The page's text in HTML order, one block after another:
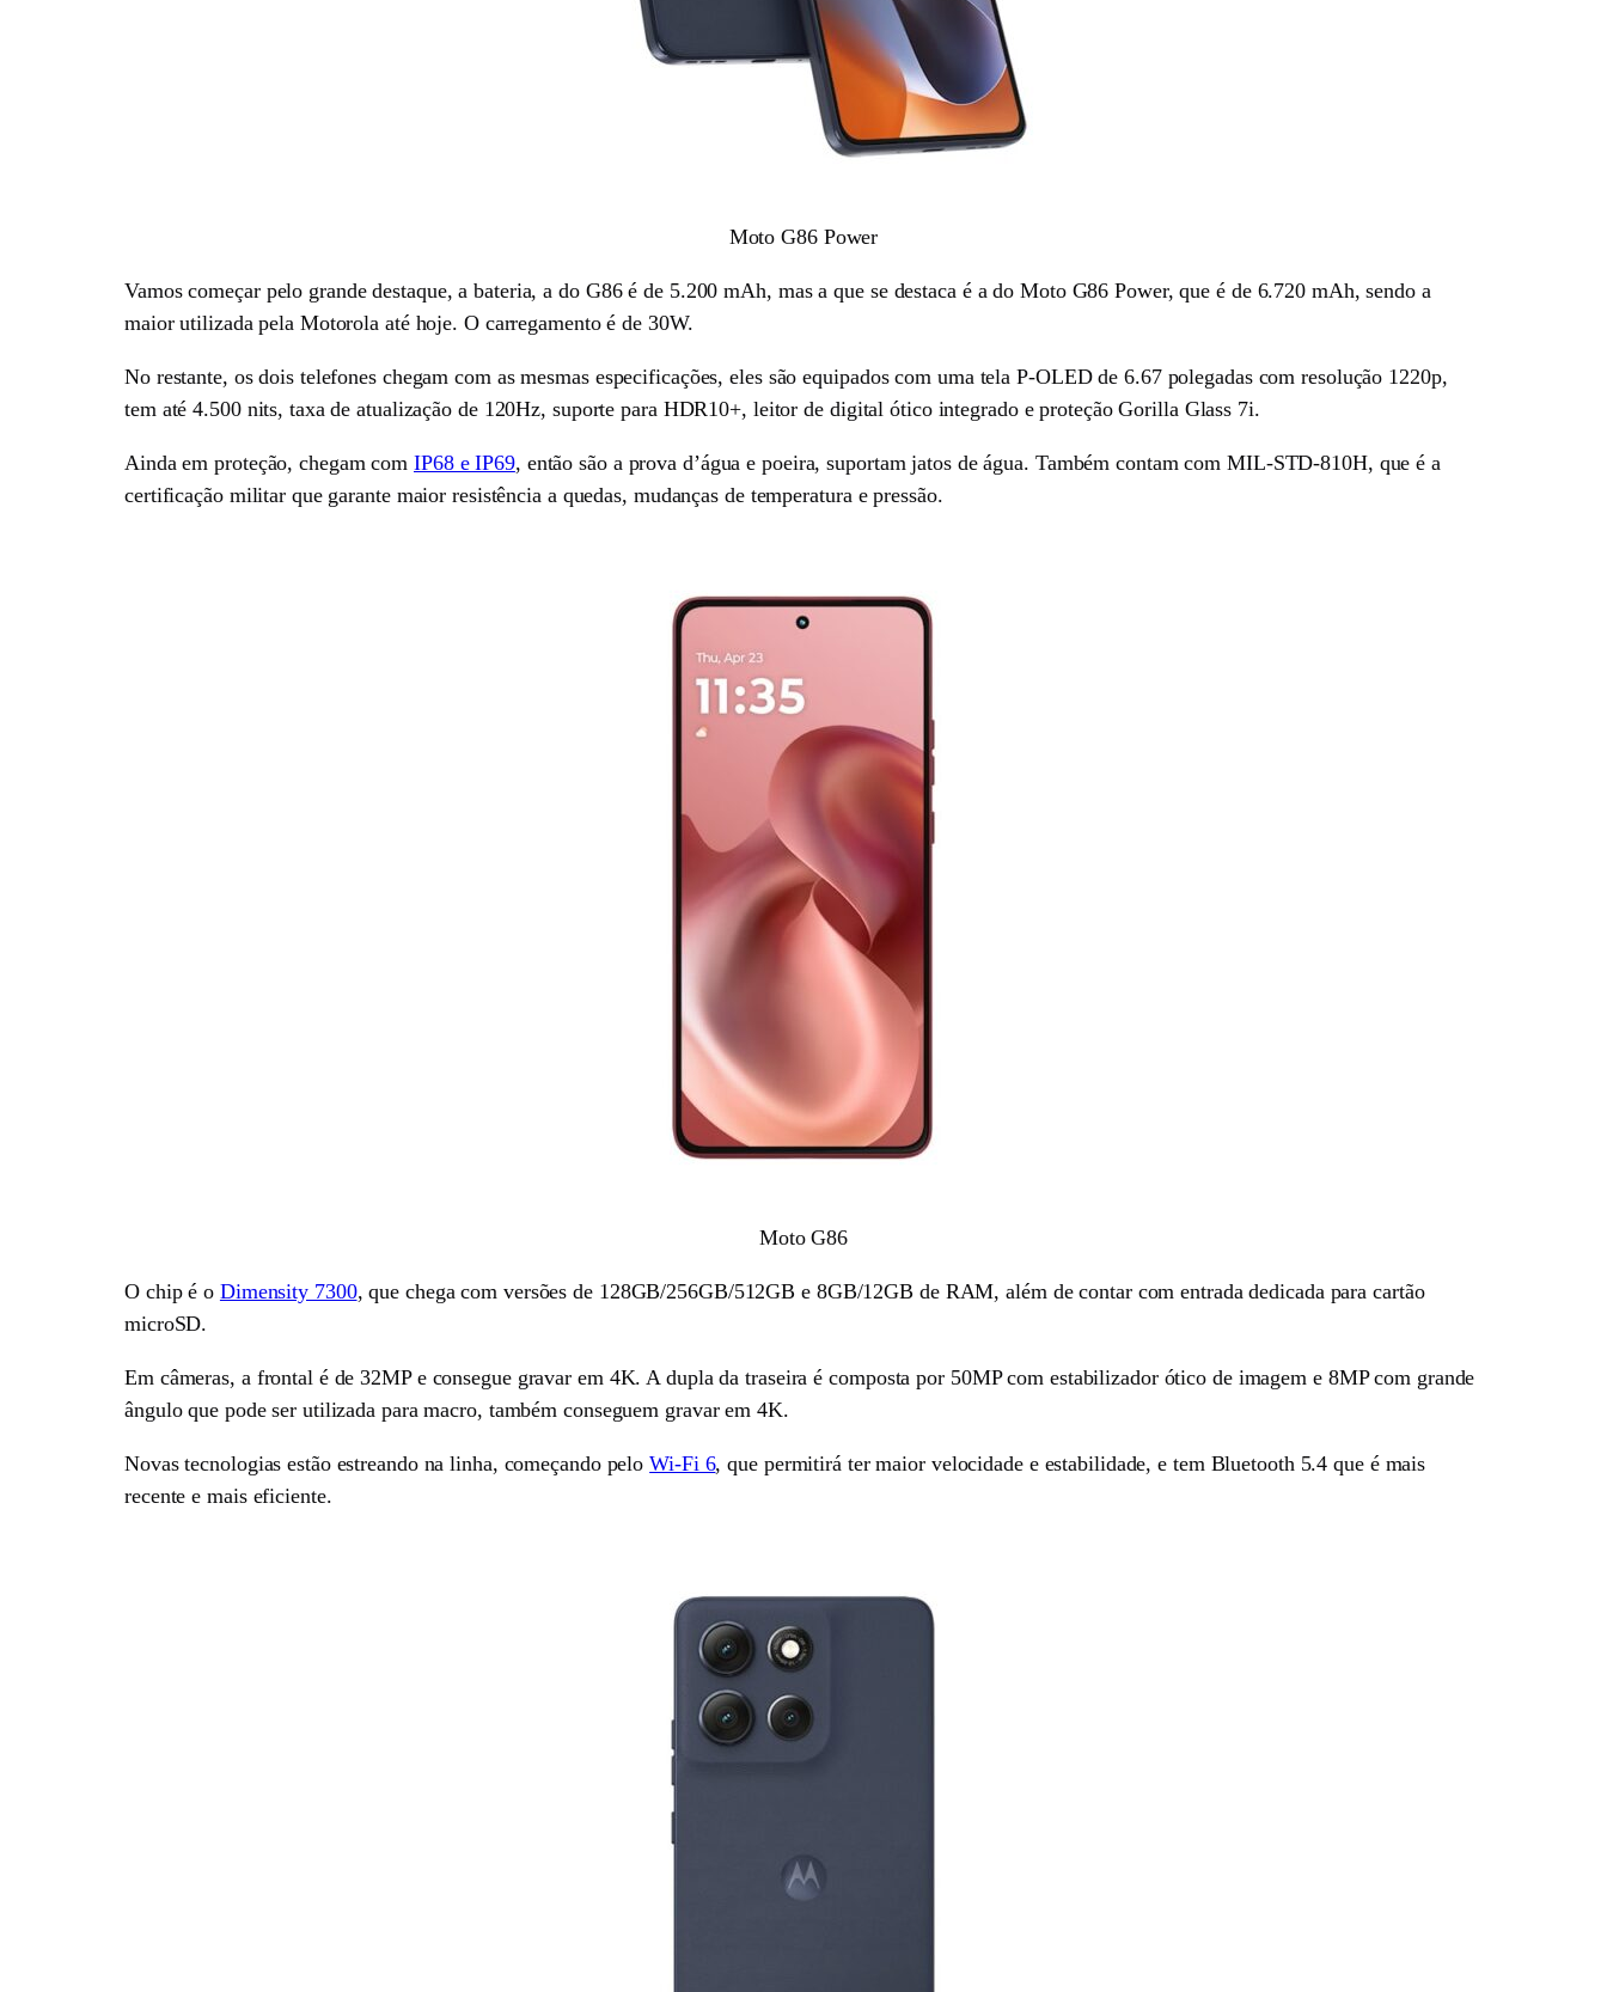
Moto G86 Power
Vamos começar pelo grande destaque, a bateria, a do G86 é de 5.200 mAh, mas a que se destaca é a do Moto G86 Power, que é de 6.720 mAh, sendo a
maior utilizada pela Motorola até hoje. O carregamento é de 30W.
No restante, os dois telefones chegam com as mesmas especificações, eles são equipados com uma tela P-OLED de 6.67 polegadas com resolução 1220p,
tem até 4.500 nits, taxa de atualização de 120Hz, suporte para HDR10+, leitor de digital ótico integrado e proteção Gorilla Glass 7i.
Ainda em proteção, chegam com IP68 e IP69, então são a prova d’água e poeira, suportam jatos de água. Também contam com MIL-STD-810H, que é a
certificação militar que garante maior resistência a quedas, mudanças de temperatura e pressão.
Moto G86
O chip é o Dimensity 7300, que chega com versões de 128GB/256GB/512GB e 8GB/12GB de RAM, além de contar com entrada dedicada para cartão
microSD.
Em câmeras, a frontal é de 32MP e consegue gravar em 4K. A dupla da traseira é composta por 50MP com estabilizador ótico de imagem e 8MP com grande
ângulo que pode ser utilizada para macro, também conseguem gravar em 4K.
Novas tecnologias estão estreando na linha, começando peloWi-Fi 6, que permitirá ter maior velocidade e estabilidade, e tem Bluetooth 5.4 que é mais
recente e mais eficiente.